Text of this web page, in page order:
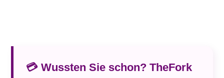
💳 Wussten Sie schon? TheFork